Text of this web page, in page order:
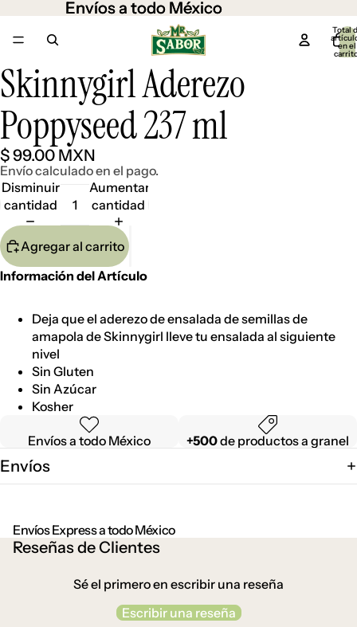
Envíos a todo México
Envíos a todo México
Total
en el
Abrir
imagen
a
pantalla
completa
Skinnygirl Aderezo
Poppyseed 237 ml
$ 99.00 MXN
Envío calculado en el pago.
Disminuir
cantidad
Aumentar
cantidad
Agregar al carrito
Información del Artículo
Deja que el aderezo de ensalada de semillas de
amapola de Skinnygirl lleve tu ensalada al siguiente
nivel
Sin Gluten
Sin Azúcar
Kosher
Envíos a todo México +500de productos a granel
Envíos
Envíos Express a todo México
Reseñas de Clientes
Sé el primero en escribir una reseña
Escribir una reseña